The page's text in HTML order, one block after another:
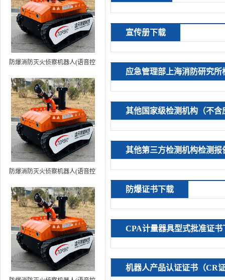
防爆消防灭火侦察机器人(语音控
MC80BD（第6代）
防爆消防灭火侦察机器人(语音控
RXR-MC80BD（第7代）
宣传册下载
应急管理部上海消防研究所
其他国家级检测机构（不
其他第三方检测机构检测报
防爆证书下载
CPA计量器具型式批准证书
机器人产品认证证书（CR